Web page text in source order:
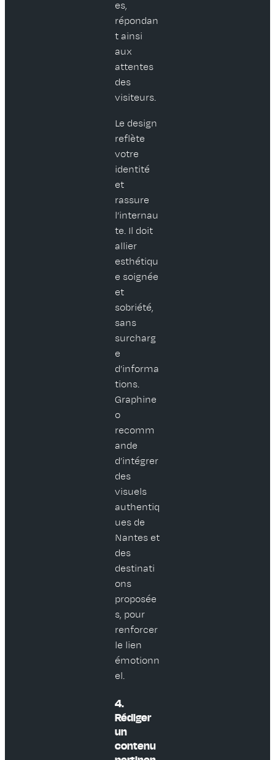
es,
répondan
t ainsi
aux
attentes
des
visiteurs.
Le design
reflète
votre
identité
et
rassure
l’internau
te. Il doit
allier
esthétiqu
e soignée
et
sobriété,
sans
surcharg
e
d’informa
tions.
Graphine
o
recomm
ande
d’intégrer
des
visuels
authentiq
ues de
Nantes et
des
destinati
ons
proposée
s, pour
renforcer
le lien
émotionn
el.
4.
Rédiger
un
contenu